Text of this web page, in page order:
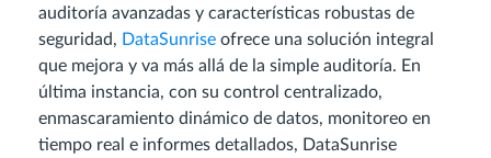
auditoría avanzadas y características robustas de
seguridad, DataSunrise ofrece una solución integral
que mejora y va más allá de la simple auditoría. En
última instancia, con su control centralizado,
enmascaramiento dinámico de datos, monitoreo en
tiempo real e informes detallados, DataSunrise